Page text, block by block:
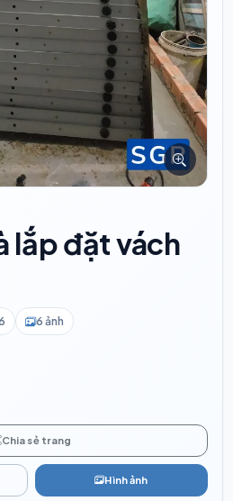
lắp đặt vách
6 ảnh
Chia sẻ trang
Hình ảnh